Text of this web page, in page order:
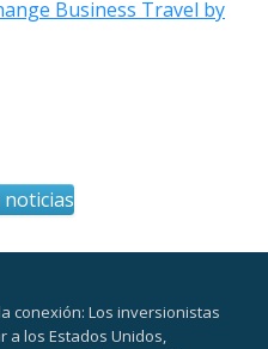
Business Travel by
conexión: Los inversionistas
a los Estados Unidos,